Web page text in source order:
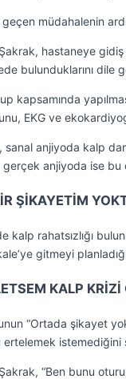
geçen müdahalenin
hastaneye gidiş
bulunduklarını dile
kapsamında
EKG ve
sanal anjiyoda kalp
gerçek anjiyoda ise bu
ŞİKAYETİM
kalp rahatsızlığı
gitmeyi
KALP KRİZİ
“Ortada şikayet
ertelemek istemediğini
“Ben bunu